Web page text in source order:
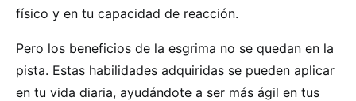
físico y en tu capacidad de reacción.
Pero los beneficios de la esgrima no se quedan en la
pista. Estas habilidades adquiridas se pueden aplicar
en tu vida diaria, ayudándote a ser más ágil en tus